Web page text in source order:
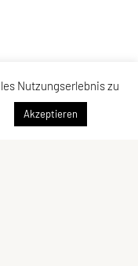
Nutzungserlebnis zu
Akzeptieren